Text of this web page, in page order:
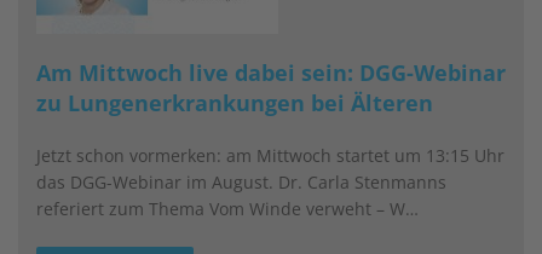
Am Mittwoch live dabei sein: DGG-Webinar
zu Lungenerkrankungen bei Älteren
Jetzt schon vormerken: am Mittwoch startet um 13:15 Uhr
das DGG-Webinar im August. Dr. Carla Stenmanns
referiert zum Thema Vom Winde verweht – W…